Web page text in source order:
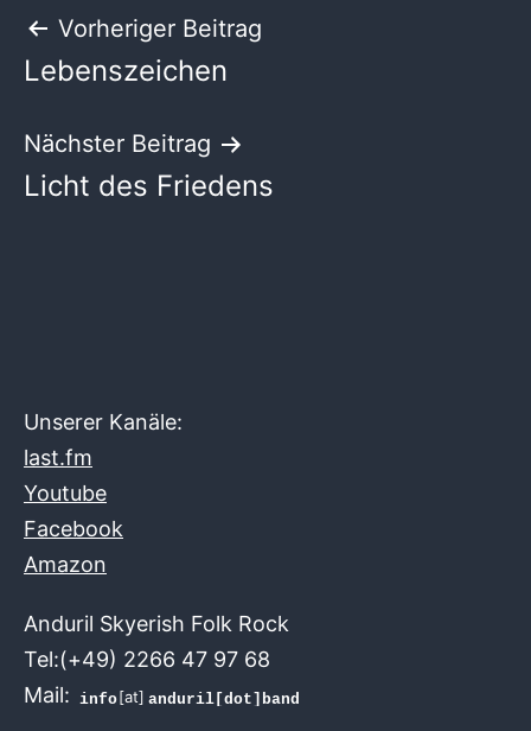
Beitragsnavigation
Vorheriger Beitrag
Lebenszeichen
Nächster Beitrag
Licht des Friedens
Unserer Kanäle:
last.fm
Youtube
Facebook
Amazon
Anduril Skyerish Folk Rock
Tel:(+49) 2266 47 97 68
Mail:
[at]